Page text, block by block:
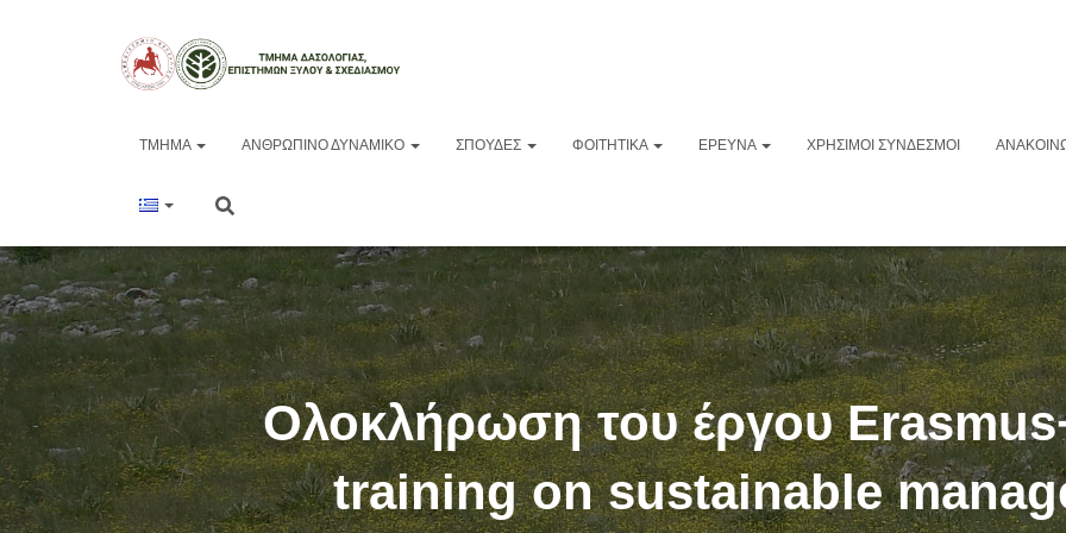
ΤΜΉΜΑ ΑΝΘΡΏΠΙΝΟ ΔΥΝΑΜΙΚΌ ΣΠΟΥΔΈΣ ΦΟΙΤΗΤΙΚΆ ΈΡΕΥΝΑ ΧΡΉΣΙΜΟΙ ΣΎΝΔΕΣΜΟΙ
Ολοκλήρωση του έργου
training on sustainable